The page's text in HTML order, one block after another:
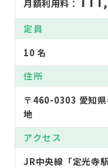
月額利用料：
定員
10 名
住所
〒460-0303 愛知
地
アクセス
JR中央線「定光寺